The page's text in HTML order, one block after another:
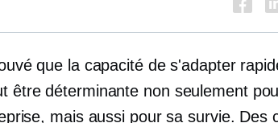
que la capacité de s'adapter
être déterminante non seulement
mais aussi pour sa survie. Des